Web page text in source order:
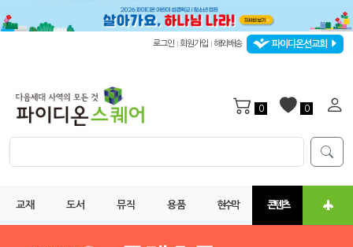
로그인 회원가입 해외배송 파이디온선교회
0 0
교재 도서 뮤직 용품 현수막 콘텐츠